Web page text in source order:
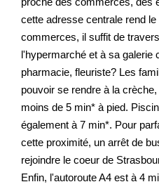
cette adresse centrale rend
commerces, il suffit de
l'hypermarché et à sa galerie
pharmacie, fleuriste? Les
pouvoir se rendre à la
moins de 5 min* à pied.
également à 7 min*. Pour
cette proximité, un arrêt de
rejoindre le coeur de
Enfin, l'autoroute A4 est à 4